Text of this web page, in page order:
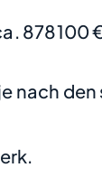
878100
nach